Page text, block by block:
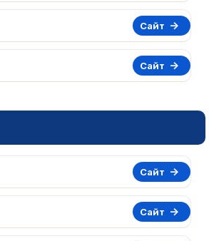
Сайт
Сайт
Сайт
Сайт